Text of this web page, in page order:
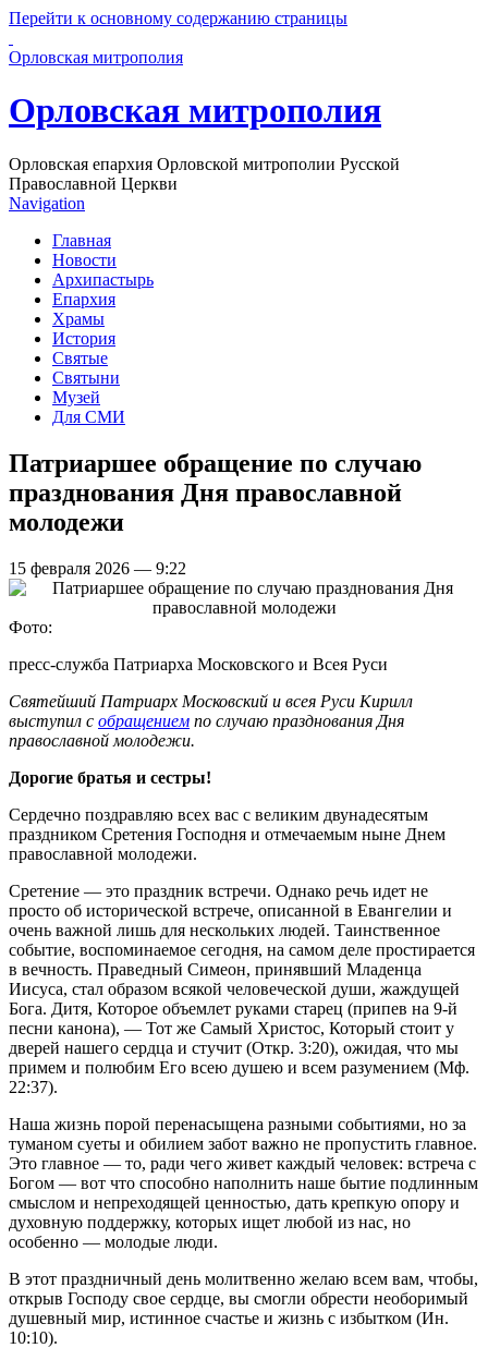
Перейти к основному содержанию страницы
Орловская митрополия
Орловская митрополия
Орловская епархия Орловской митрополии Русской
Православной Церкви
Navigation
Главная
Новости
Архипастырь
Епархия
Храмы
История
Святые
Святыни
Музей
Для СМИ
Патриаршее обращение по случаю
празднования Дня православной
молодежи
15 февраля 2026 — 9:22
Фото:
пресс-служба Патриарха Московского и Всея Руси
Святейший Патриарх Московский и всея Руси Кирилл
выступил с обращением по случаю празднования Дня
православной молодежи.
Дорогие братья и сестры!
Сердечно поздравляю всех вас с великим двунадесятым
праздником Сретения Господня и отмечаемым ныне Днем
православной молодежи.
Сретение — это праздник встречи. Однако речь идет не
просто об исторической встрече, описанной в Евангелии и
очень важной лишь для нескольких людей. Таинственное
событие, воспоминаемое сегодня, на самом деле простирается
в вечность. Праведный Симеон, принявший Младенца
Иисуса, стал образом всякой человеческой души, жаждущей
Бога. Дитя, Которое объемлет руками старец (припев на 9-й
песни канона), — Тот же Самый Христос, Который стоит у
дверей нашего сердца и стучит (Откр. 3:20), ожидая, что мы
примем и полюбим Его всею душею и всем разумением (Мф.
22:37).
Наша жизнь порой перенасыщена разными событиями, но за
туманом суеты и обилием забот важно не пропустить главное.
Это главное — то, ради чего живет каждый человек: встреча с
Богом — вот что способно наполнить наше бытие подлинным
смыслом и непреходящей ценностью, дать крепкую опору и
духовную поддержку, которых ищет любой из нас, но
особенно — молодые люди.
В этот праздничный день молитвенно желаю всем вам, чтобы,
открыв Господу свое сердце, вы смогли обрести необоримый
душевный мир, истинное счастье и жизнь с избытком (Ин.
10:10).